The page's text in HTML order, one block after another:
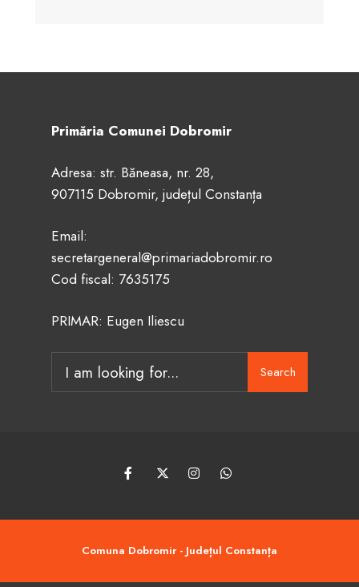
Primăria Comunei Dobromir
Adresa: str. Băneasa, nr. 28,
907115 Dobromir, județul Constanța
Email:
secretargeneral@primariadobromir.ro
Cod fiscal: 7635175
PRIMAR: Eugen Iliescu
for:
Search
Comuna Dobromir - Județul Constanța